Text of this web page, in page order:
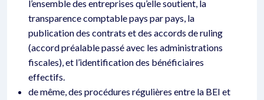
l’ensemble des entreprises qu’elle soutient, la
transparence comptable pays par pays, la
publication des contrats et des accords de ruling
(accord préalable passé avec les administrations
fiscales), et l’identification des bénéficiaires
effectifs.
de même, des procédures régulières entre la BEI et